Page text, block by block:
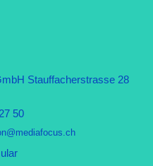
Stauffacherstrasse 28
50